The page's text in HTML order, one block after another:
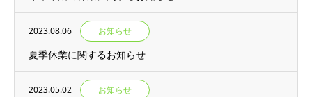
2023.08.06 お知らせ
夏季休業に関するお知らせ
2023.05.02 お知らせ